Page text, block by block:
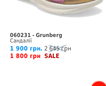
060231 - Grunberg
Сандалії
1 900 грн. 2 645 грн
1 800 грн SALE